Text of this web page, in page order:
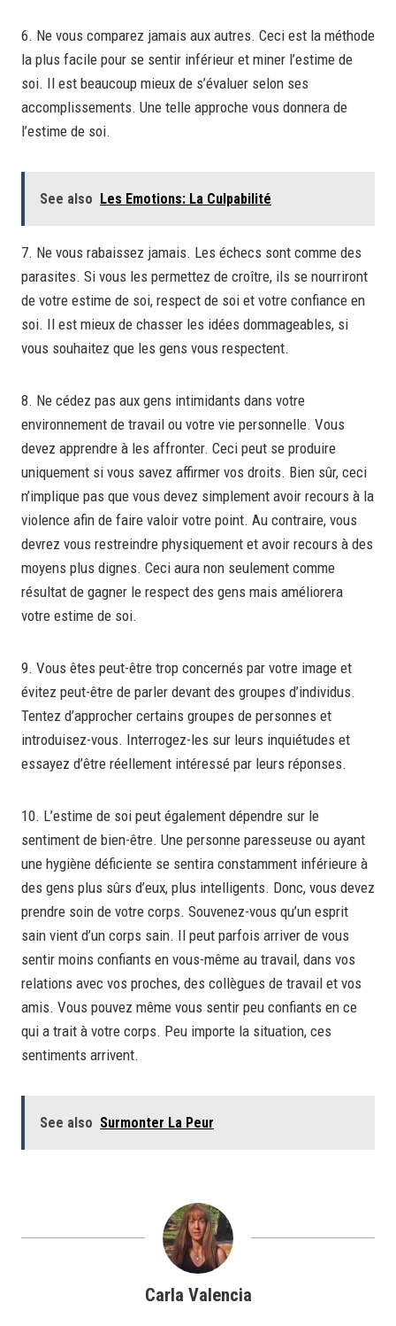
6. Ne vous comparez jamais aux autres. Ceci est la méthode
la plus facile pour se sentir inférieur et miner l’estime de
soi. Il est beaucoup mieux de s’évaluer selon ses
accomplissements. Une telle approche vous donnera de
l’estime de soi.
See also Les Emotions: La Culpabilité
7. Ne vous rabaissez jamais. Les échecs sont comme des
parasites. Si vous les permettez de croître, ils se nourriront
de votre estime de soi, respect de soi et votre confiance en
soi. Il est mieux de chasser les idées dommageables, si
vous souhaitez que les gens vous respectent.
8. Ne cédez pas aux gens intimidants dans votre
environnement de travail ou votre vie personnelle. Vous
devez apprendre à les affronter. Ceci peut se produire
uniquement si vous savez affirmer vos droits. Bien sûr, ceci
n’implique pas que vous devez simplement avoir recours à la
violence afin de faire valoir votre point. Au contraire, vous
devrez vous restreindre physiquement et avoir recours à des
moyens plus dignes. Ceci aura non seulement comme
résultat de gagner le respect des gens mais améliorera
votre estime de soi.
9. Vous êtes peut-être trop concernés par votre image et
évitez peut-être de parler devant des groupes d’individus.
Tentez d’approcher certains groupes de personnes et
introduisez-vous. Interrogez-les sur leurs inquiétudes et
essayez d’être réellement intéressé par leurs réponses.
10. L’estime de soi peut également dépendre sur le
sentiment de bien-être. Une personne paresseuse ou ayant
une hygiène déficiente se sentira constamment inférieure à
des gens plus sûrs d’eux, plus intelligents. Donc, vous devez
prendre soin de votre corps. Souvenez-vous qu’un esprit
sain vient d’un corps sain. Il peut parfois arriver de vous
sentir moins confiants en vous-même au travail, dans vos
relations avec vos proches, des collègues de travail et vos
amis. Vous pouvez même vous sentir peu confiants en ce
qui a trait à votre corps. Peu importe la situation, ces
sentiments arrivent.
See also Surmonter La Peur
Carla Valencia